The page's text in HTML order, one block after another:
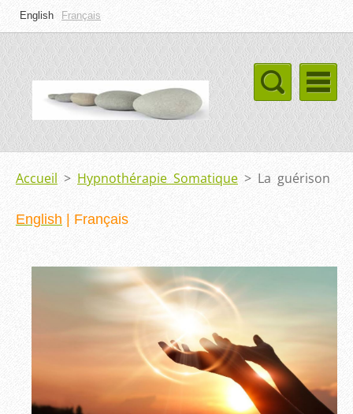
English Français
Accueil > Hypnothérapie Somatique > La guérison
English Français